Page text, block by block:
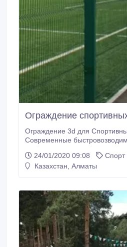
Ограждение
Ограждение 3d для
Современные
цвета . Система скидок.
24/01/2020 09:08
Спорт
Казахстан, Алматы